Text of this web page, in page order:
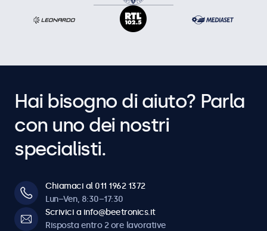
Hai bisogno di aiuto? Parla
con uno dei nostri
specialisti.
Chiamaci al 011 1962 1372
Lun–Ven, 8:30–17:30
Scrivici a info@beetronics.it
Risposta entro 2 ore lavorative